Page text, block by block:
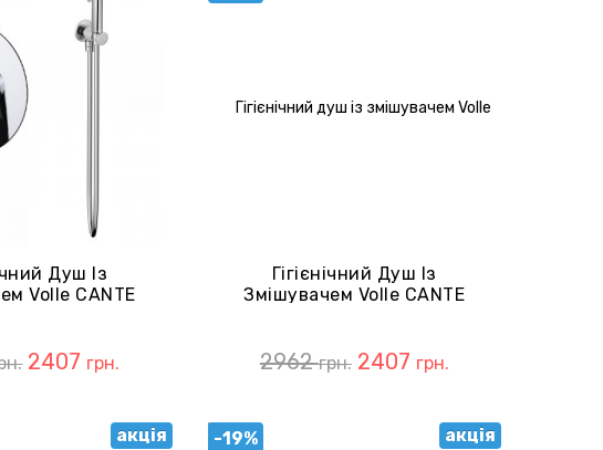
Душ Із
Volle CANTE
2407 грн.
Гігієнічний Душ Із
Змішувачем Volle CANTE
2962грн. 2407 грн.
акція -19% акція